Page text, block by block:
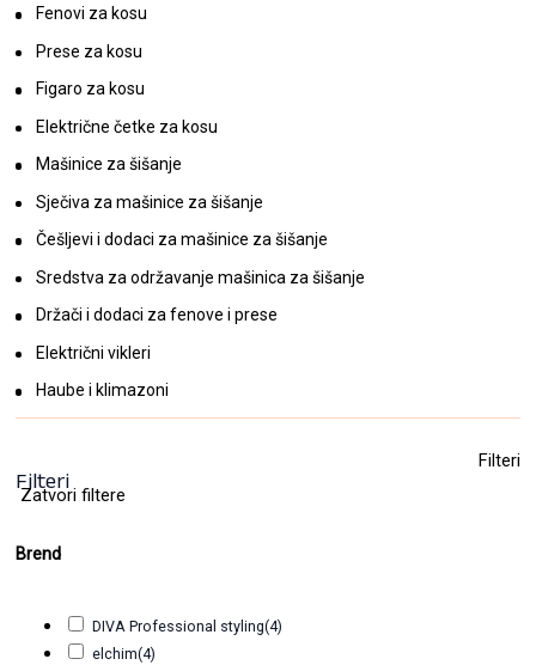
Fenovi za kosu
Prese za kosu
Figaro za kosu
Električne četke za kosu
Mašinice za šišanje
Sječiva za mašinice za šišanje
Češljevi i dodaci za mašinice za šišanje
Sredstva za održavanje mašinica za šišanje
Držači i dodaci za fenove i prese
Električni vikleri
Haube i klimazoni
Filteri
Filteri
Zatvori filtere
Brend
DIVA Professional styling(4)
elchim(4)
128,00KM